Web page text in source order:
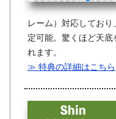
レーム）対応してお
定可能。驚くほど天底
れます。
≫ 特典の詳細はこちら